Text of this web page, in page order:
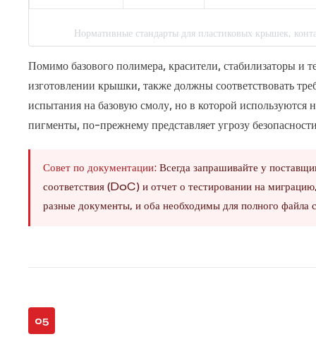
Нормативные стандарты для пластиковых крышек,
Помимо базового полимера,красители, стабилизаторы и
изготовлении крышки, также должны соответствовать
испытания на базовую смолу, но в которой используются
пигменты, по-прежнему представляет угрозу
Совет по документации:Всегда запрашивайте у
соответствия (DoC) и отчет о тестировании на
разные документы, и оба необходимы для полного файла
05